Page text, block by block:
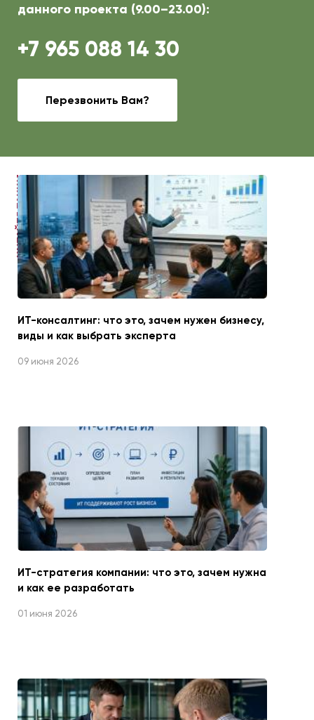
данного проекта (9.00–23.00):
+7 965 088 14 30
Перезвонить Вам?
ЧИТАЙТЕ ТАКЖЕ
ИТ-консалтинг: что это, зачем нужен бизнесу,
виды и как выбрать эксперта
09 июня 2026
ИТ-стратегия компании: что это, зачем нужна
и как ее разработать
01 июня 2026